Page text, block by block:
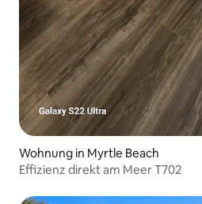
Wohnung in Myrtle Beach
Effizienz direkt am Meer T702